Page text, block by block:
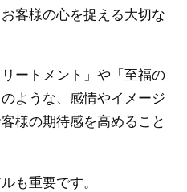
客様の心を捉える大切な
ートメント」や「至福の
ような、感情やイメージ
様の期待感を高めること
も重要です。